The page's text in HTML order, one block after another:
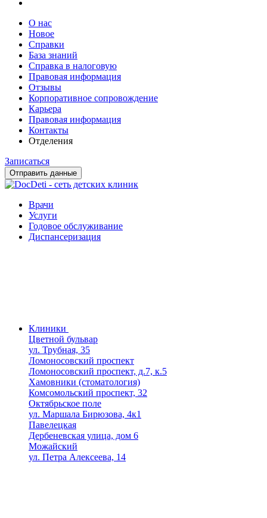
О нас
Новое
Справки
База знаний
Справка в налоговую
Правовая информация
Отзывы
Корпоративное сопровождение
Карьера
Правовая информация
Контакты
Отделения
Записаться
Отправить данные
Врачи
Услуги
Годовое обслуживание
Диспансеризация
Клиники
Цветной бульвар
ул. Трубная, 35
Ломоносовский проспект
Ломоносовский проспект, д.7, к.5
Хамовники (стоматология)
Комсомольский проспект, 32
Октябрьское поле
ул. Маршала Бирюзова, 4к1
Павелецкая
Дербеневская улица, дом 6
Можайский
ул. Петра Алексеева, 14